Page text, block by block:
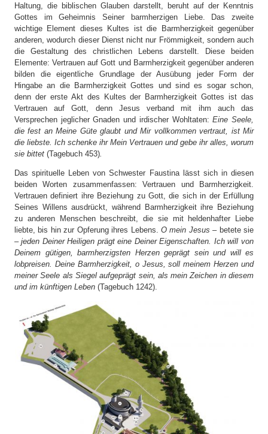
Haltung, die biblischen Glauben darstellt, beruht auf der Kenntnis
Gottes im Geheimnis Seiner barmherzigen Liebe. Das zweite
wichtige Element dieses Kultes ist die Barmherzigkeit gegenüber
anderen, wodurch dieser Dienst nicht nur Frömmigkeit, sondern auch
die Gestaltung des christlichen Lebens darstellt. Diese beiden
Elemente: Vertrauen auf Gott und Barmherzigkeit gegenüber anderen
bilden die eigentliche Grundlage der Ausübung jeder Form der
Hingabe an die Barmherzigkeit Gottes und sind es sogar schon,
denn der erste Akt des Kultes der Barmherzigkeit Gottes ist das
Vertrauen auf Gott, denn Jesus verband mit ihm auch das
Versprechen jeglicher Gnaden und irdischer Wohltaten:Eine Seele,
die fest an Meine Güte glaubt und Mir vollkommen vertraut, ist Mir
die liebste. Ich schenke ihr Mein Vertrauen und gebe ihr alles, worum
sie bittet (Tagebuch 453)
Das spirituelle Leben von Schwester Faustina lässt sich in diesen
beiden Worten zusammenfassen: Vertrauen und Barmherzigkeit.
Vertrauen definiert ihre Beziehung zu Gott, die sich in der Erfüllung
Seines Willens ausdrückt, während Barmherzigkeit ihre Beziehung
zu anderen Menschen beschreibt, die sie mit heldenhafter Liebe
liebte, bis hin zur Opferung ihres Lebens. O mein Jesus – betete sie
– jeden Deiner Heiligen prägt eine Deiner Eigenschaften. Ich will von
Deinem gütigen, barmherzigsten Herzen geprägt sein und will es
lobpreisen. Deine Barmherzigkeit, o Jesus, soll meinem Herzen und
meiner Seele als Siegel aufgeprägt sein, als mein Zeichen in diesem
und im künftigen Leben (Tagebuch 1242).